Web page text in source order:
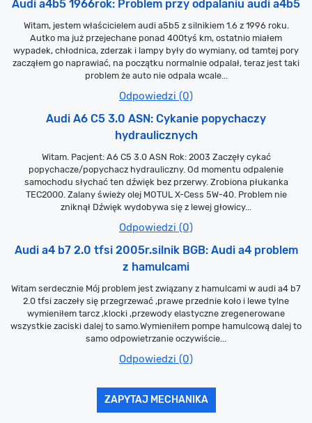
Audi a4b5 1966rok: Problem przy odpalaniu audi a4b5
Witam, jestem właścicielem audi a5b5 z silnikiem 1.6 z 1996 roku.
Autko ma już przejechane ponad 400tyś km, ostatnio miałem
wypadek, chłodnica, zderzak i lampy były do wymiany, od tamtej pory
zacząłem go naprawiać, na początku normalnie odpalał, teraz jest taki
problem że auto nie odpala wcale...
Odpowiedzi (0)
Audi A6 C5 3.0 ASN: Cykanie popychaczy
hydraulicznych
Witam. Pacjent: A6 C5 3.0 ASN Rok: 2003 Zaczęły cykać
popychacze/popychacz hydrauliczny. Od momentu odpalenie
samochodu słychać ten dźwięk bez przerwy. Zrobiona płukanka
TEC2000. Zalany świeży olej MOTUL X-Cess 5W-40. Problem nie
zniknął Dźwięk wydobywa się z lewej głowicy...
Odpowiedzi (0)
Audi a4 b7 2.0 tfsi 2005r.silnik BGB: Audi a4 problem
z hamulcami
Witam serdecznie Mój problem jest związany z hamulcami w audi a4 b7
2.0 tfsi zaczeły się przegrzewać ,prawe przednie koło i lewe tylne
wymieniłem tarcz ,klocki ,przewody elastyczne zregenerowane
wszystkie zaciski dalej to samo.Wymieniłem pompe hamulcową dalej to
samo odpowietrzanie oczywiście...
Odpowiedzi (0)
ZAPYTAJ MECHANIKA